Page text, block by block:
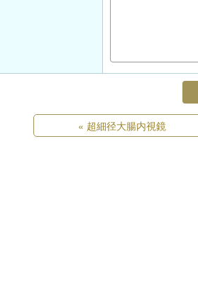
« 超細径大腸内視鏡